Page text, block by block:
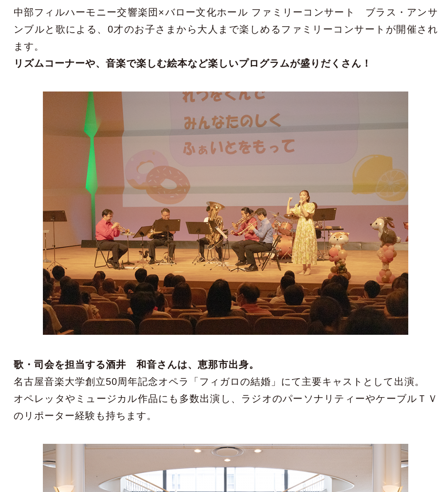
中部フィルハーモニー交響楽団×バロー文化ホール ファミリーコンサート ブラス・アンサ
ンブルと歌による、0才のお子さまから大人まで楽しめるファミリーコンサートが開催され
ます。
リズムコーナーや、音楽で楽しむ絵本など楽しいプログラムが盛りだくさん！
歌・司会を担当する酒井 和音さんは、恵那市出身。
名古屋音楽大学創立50周年記念オペラ「フィガロの結婚」にて主要キャストとして出演。
オペレッタやミュージカル作品にも多数出演し、ラジオのパーソナリティーやケーブルＴＶ
のリポーター経験も持ちます。